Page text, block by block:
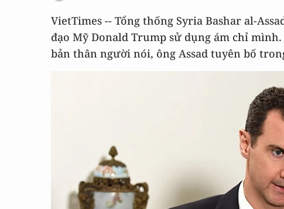
VietTimes -- Tổng thống Syria Bashar al-
đạo Mỹ Donald Trump sử dụng ám chỉ
bản thân người nói, ông Assad tuyên bố